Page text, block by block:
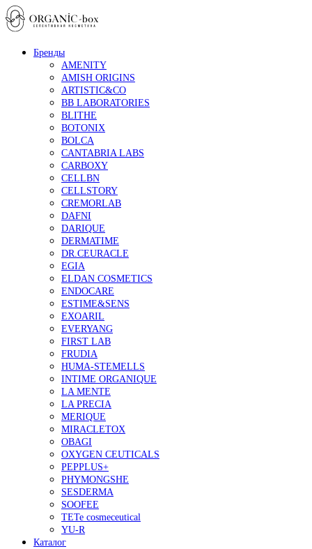
Бренды
AMENITY
AMISH ORIGINS
ARTISTIC&CO
BB LABORATORIES
BLITHE
BOTONIX
BOLCA
CANTABRIA LABS
CARBOXY
CELLBN
CELLSTORY
CREMORLAB
DAFNI
DARIQUE
DERMATIME
DR.CEURACLE
EGIA
ELDAN COSMETICS
ENDOCARE
ESTIME&SENS
EXOARIL
EVERYANG
FIRST LAB
FRUDIA
HUMA-STEMELLS
INTIME ORGANIQUE
LA MENTE
LA PRECIA
MERIQUE
MIRACLETOX
OBAGI
OXYGEN CEUTICALS
PEPPLUS+
PHYMONGSHE
SESDERMA
SOOFEE
TETe cosmeceutical
YU-R
Каталог